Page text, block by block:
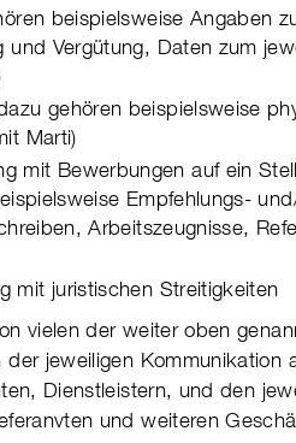
beispiels­weise Angaben
und Ver­gü­tung, Daten zum
gehören bei­spiels­weise
Marti)
mit Bewerbungen auf ein
Empfeh­lungs-
Arbeitsz­eugnisse,
mit juris­ti­schen Strei­tig­kei­ten
vielen der weiter oben
jewei­li­gen Kom­mun­i­ka­tion
Dienst­leis­tern, und den
und weiteren